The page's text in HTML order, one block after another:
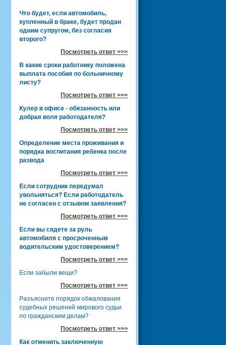
Что будет, если автомобиль,
купленный в браке, будет продан
одним супругом, без согласия
второго?
Посмотреть ответ >>>
В какие сроки работнику положена
выплата пособия по больничному
листу?
Посмотреть ответ >>>
Кулер в офисе - обязанность или
добрая воля работодателя?
Посмотреть ответ >>>
Определение места проживания и
порядка воспитания ребенка после
развода
Посмотреть ответ >>>
Если сотрудник передумал
увольняться? Если работодатель
не согласен с отзывом заявления?
Посмотреть ответ >>>
Если вы сядете за руль
автомобиля с просроченным
водительским удостоверением?
Посмотреть ответ >>>
Если забыли вещи?
Посмотреть ответ >>>
Разъясните порядок обжалования
судебных решений мирового судьи
по гражданским делам?
Посмотреть ответ >>>
Как отменить заключенную